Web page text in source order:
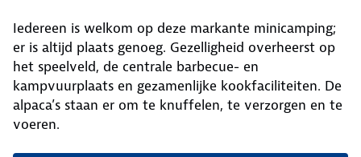
Iedereen is welkom op deze markante minicamping;
er is altijd plaats genoeg. Gezelligheid overheerst op
het speelveld, de centrale barbecue- en
kampvuurplaats en gezamenlijke kookfaciliteiten. De
alpaca’s staan er om te knuffelen, te verzorgen en te
voeren.